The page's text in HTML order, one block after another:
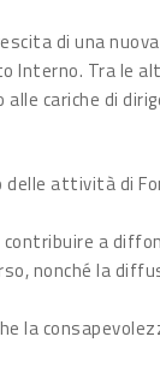
di una
Interno. Tra le
alle cariche di
attività di
a
nonché la
la